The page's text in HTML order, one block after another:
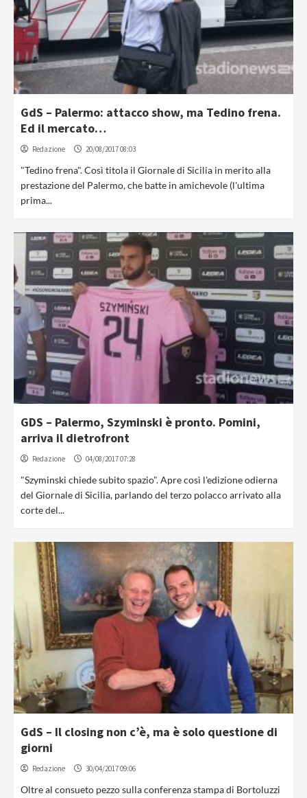
GdS – Palermo: attacco show, ma Tedino frena.
Ed il mercato…
Redazione 20/08/2017 08:03
"Tedino frena". Così titola il Giornale di Sicilia in merito alla
prestazione del Palermo, che batte in amichevole (l'ultima
prima...
GDS – Palermo, Szyminski è pronto. Pomini,
arriva il dietrofront
Redazione 04/08/2017 07:28
"Szyminski chiede subito spazio". Apre così l'edizione odierna
del Giornale di Sicilia, parlando del terzo polacco arrivato alla
corte del...
GdS – Il closing non c’è, ma è solo questione di
giorni
Redazione 30/04/2017 09:06
Oltre al consueto pezzo sulla conferenza stampa di Bortoluzzi